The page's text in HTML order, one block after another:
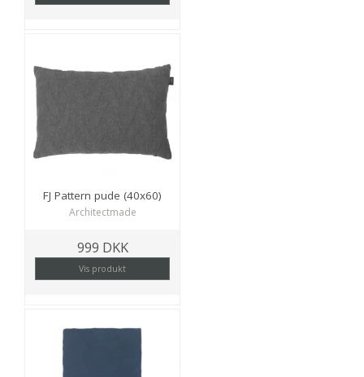
FJ Pattern pude (40x60)
Architectmade
999 DKK
Vis produkt